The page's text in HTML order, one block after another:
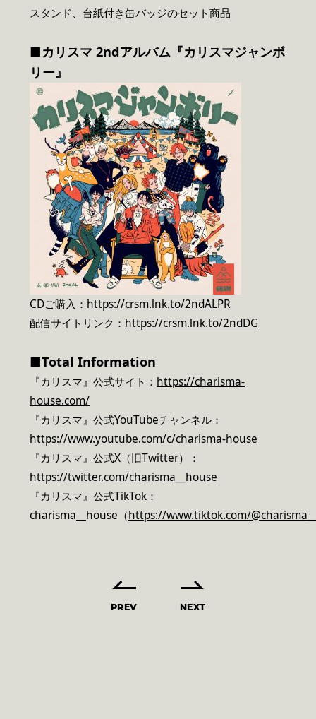
スタンド、台紙付き缶バッジのセット商品
■カリスマ 2ndアルバム『カリスマジャンボ
リー』
CDご購入： https://crsm.lnk.to/2ndALPR
配信サイトリンク： https://crsm.lnk.to/2ndDG
■Total Information
『カリスマ』公式サイト： https://charisma-
house.com/
『カリスマ』公式YouTubeチャンネル：
https://www.youtube.com/c/charisma-house
『カリスマ』公式X（旧Twitter）：
https://twitter.com/charisma__house
『カリスマ』公式TikTok：
charisma__house（https://www.tiktok.com/
PREV NEXT